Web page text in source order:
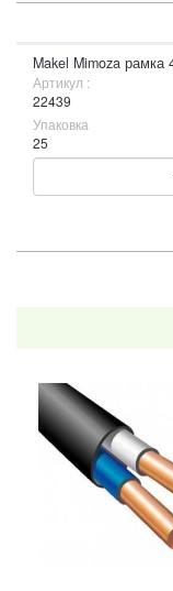
Makel Mimoza рамка
Артикул :
22439
Упаковка
25